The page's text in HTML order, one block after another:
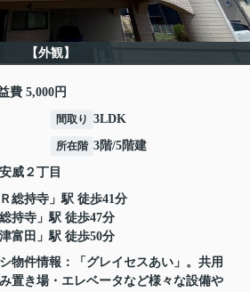
【外観】
費 5,000円
間取り 3LDK
所在階 3階/5階建
威 ２丁目
総持寺 」駅 徒歩41分
総持寺 」駅 徒歩47分
富田 」駅 徒歩50分
物件情報：「グレイセスあい」。共用
置き場・エレベータなど様々な設備や